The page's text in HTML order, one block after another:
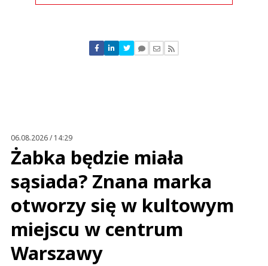
Eurocash wszystkiego najgorszego życzę
Tomasz
Odpowiedz
0
Nie znaleziono komentarzy
Zostaw swoje komentarze
06.08.2026 / 14:29
Żabka będzie miała
sąsiada? Znana marka
otworzy się w kultowym
miejscu w centrum
Warszawy